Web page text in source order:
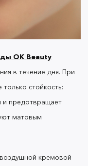
бальзам
с него просто
OK Beauty
в течение дня. При
стойкость:
и предотвращает
матовым
кремовой